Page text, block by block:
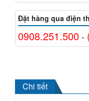
Đặt hàng qua điện
0908.251.500 -
Chi tiết